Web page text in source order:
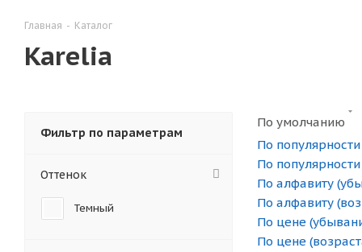
Главная - Каталог
Karelia
По умолчанию
По
По
По алфавиту
По алфавиту
По цене
По цене
Фильтр по параметрам
Оттенок
Темный